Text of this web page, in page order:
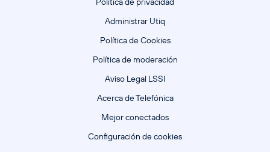
Administrar Utiq
Política de Cookies
Política de moderación
Aviso Legal LSSI
Acerca de Telefónica
Mejor conectados
Configuración de cookies